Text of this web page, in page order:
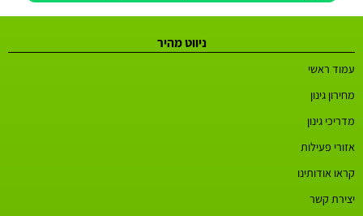
ניווט מהיר
עמוד ראשי
מחירון גינון
מדריכי גינון
אזורי פעילות
קראו אודותינו
יצירת קשר